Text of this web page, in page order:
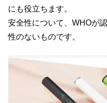
にも役立ちます。
安全性について、WHOが
性のないものです。